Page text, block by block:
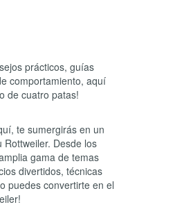
prácticos, guías
comportamiento, aquí
de cuatro patas!
te sumergirás en un
Desde los
gama de temas
divertidos, técnicas
puedes convertirte en el